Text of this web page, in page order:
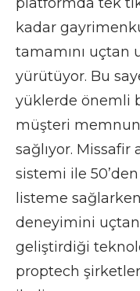
kadar
tamamını uçtan
yürütüyor. Bu
yüklerde önemli
müşteri
sağlıyor. Missafir
sistemi ile
listeme
deneyimini
geliştirdiği
proptech